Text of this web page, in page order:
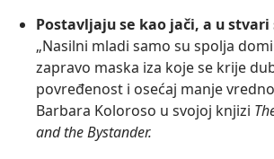
Postavljaju se kao jači, a u stvari
„Nasilni mladi samo su spolja
zapravo maska iza koje se krije
povređenost i osećaj manje
Barbara Koloroso u svojoj knjizi
and the Bystander.